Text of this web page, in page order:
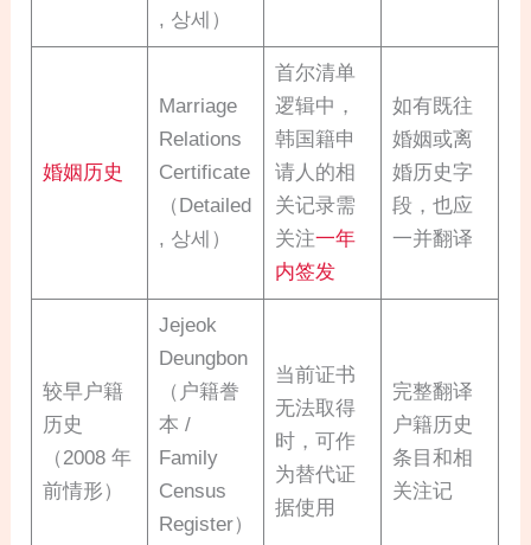
, 상세）
婚姻历史
Marriage
Relations
Certificate
（Detailed
, 상세）
首尔清单
逻辑中，
韩国籍申
请人的相
关记录需
关注一年
内签发
如有既往
婚姻或离
婚历史字
段，也应
一并翻译
较早户籍
历史
（2008 年
前情形）
Jejeok
Deungbon
（户籍誊
本 /
Family
Census
Register）
当前证书
无法取得
时，可作
为替代证
据使用
完整翻译
户籍历史
条目和相
关注记